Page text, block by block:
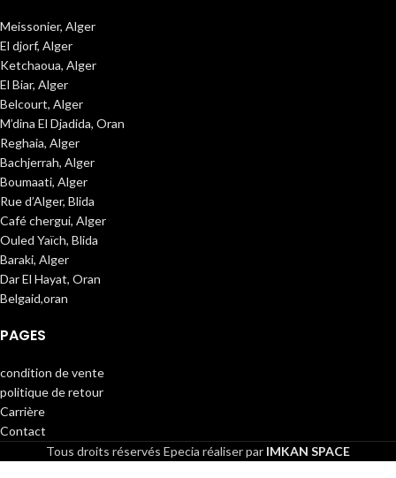
Meissonier, Alger
El djorf, Alger
Ketchaoua, Alger
El Biar, Alger
Belcourt, Alger
M’dina El Djadida, Oran
Reghaia, Alger
Bachjerrah, Alger
Boumaati, Alger
Rue d’Alger, Blida
Café chergui, Alger
Ouled Yaïch, Blida
Baraki, Alger
Dar El Hayat, Oran
Belgaid,oran
PAGES
condition de vente
politique de retour
Carrière
Contact
Tous droits réservés Epecia réaliser par IMKAN SPACE